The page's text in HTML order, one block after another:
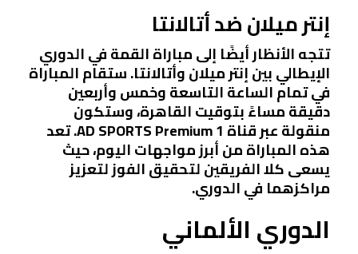
إنتر ميلان ضد أتالانتا
تتجه الأنظار أيضًا إلى مباراة القمة في الدوري
الإيطالي بين إنتر ميلان وأتالانتا. ستقام المباراة
في تمام الساعة التاسعة وخمس وأربعين
دقيقة مساءً بتوقيت القاهرة، وستكون
منقولة عبر قناة AD SPORTS Premium 1. تعد
هذه المباراة من أبرز مواجهات اليوم، حيث
يسعى كلا الفريقين لتحقيق الفوز لتعزيز
مراكزهما في الدوري.
الدوري الألماني